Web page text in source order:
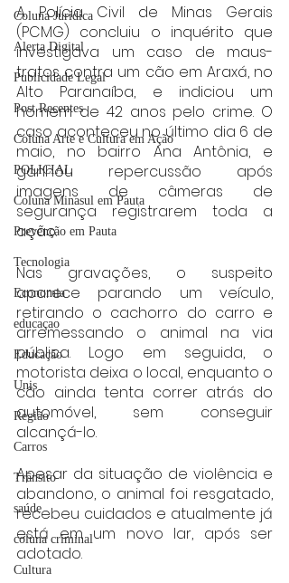
Coluna Jurídica
Alerta Digital
Publicidade Legal
Post Recentes
Coluna Arte e Cultura em Ação
POLICIAL
Coluna Minasul em Pauta
Prevenção em Pauta
Tecnologia
Economia
educaçao
Educação
Unis
Região
Carros
Trânsito
saúde
coluna criminal
Cultura
A Polícia Civil de Minas Gerais
(PCMG) concluiu o inquérito que
investigava um caso de maus-
tratos contra um cão em Araxá, no
Alto Paranaíba, e indiciou um
homem de 42 anos pelo crime. O
caso aconteceu no último dia 6 de
maio, no bairro Ana Antônia, e
ganhou repercussão após
imagens de câmeras de
segurança registrarem toda a
ação.
Nas gravações, o suspeito
aparece parando um veículo,
retirando o cachorro do carro e
arremessando o animal na via
pública. Logo em seguida, o
motorista deixa o local, enquanto o
cão ainda tenta correr atrás do
automóvel, sem conseguir
alcançá-lo.
Apesar da situação de violência e
abandono, o animal foi resgatado,
recebeu cuidados e atualmente já
está em um novo lar, após ser
adotado.